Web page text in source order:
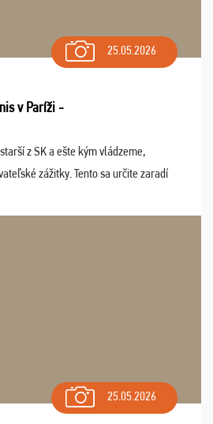
25.05.2026
v Paríži -
z SK a ešte kým vládzeme,
zážitky. Tento sa určite zaradí
šefík Meďo, dobrá parti ...
25.05.2026